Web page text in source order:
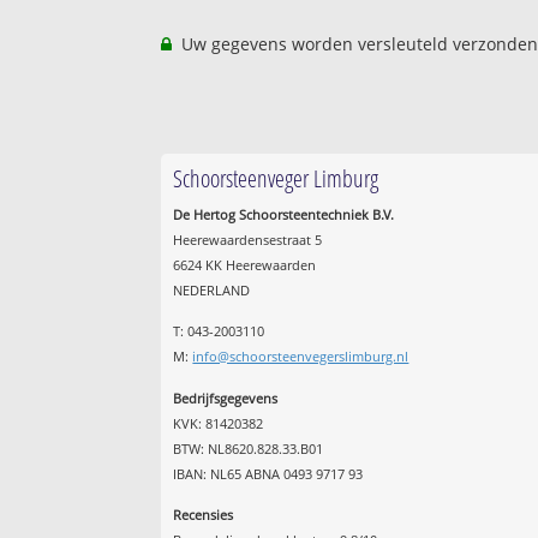
Uw gegevens worden versleuteld
Schoorsteenveger Limburg
De Hertog Schoorsteentechniek B.V.
Heerewaardensestraat 5
6624 KK Heerewaarden
NEDERLAND
T: 043-2003110
M: info@schoorsteenvegerslimburg.nl
Bedrijfsgegevens
KVK: 81420382
BTW: NL8620.828.33.B01
IBAN: NL65 ABNA 0493 9717 93
Recensies